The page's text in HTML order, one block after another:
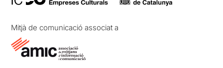
Mitjà de comunicació associat a